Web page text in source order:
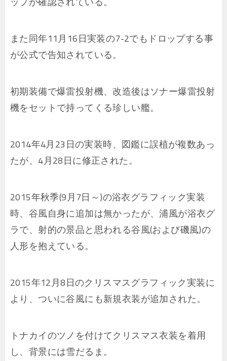
また同年11月16日実装の7-2でもドロップする事
が公式で告知されている。
初期装備で爆雷投射機、改造後はソナー爆雷投射
機をセットで持ってくる珍しい艦。
2014年4月23日の実装時、図鑑に誤植が複数あっ
たが、4月28日に修正された。
2015年秋季(9月7日～)の浴衣グラフィック実装
時、谷風自身に追加は無かったが、浦風が浴衣グ
ラで、射的の景品と思われる谷風(および磯風)の
人形を抱えている。
2015年12月8日のクリスマスグラフィック実装に
より、ついに谷風にも新規衣装が追加された。
トナカイのツノを付けてクリスマス衣装を着用
し、背景には雪だるま。